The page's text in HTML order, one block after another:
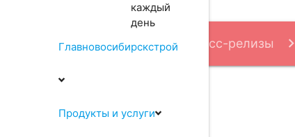
каждый
день
Главновосибирскстрой
Продукты и услуги
Пресс-центр Пресс-релизы